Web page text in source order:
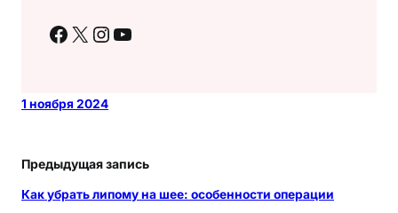
Facebook X Instagram YouTube
1 ноября 2024
Предыдущая запись
Как убрать липому на шее: особенности операции